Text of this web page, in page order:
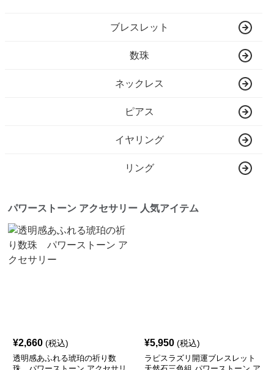
ブレスレット
数珠
ネックレス
ピアス
イヤリング
リング
パワーストーン アクセサリー 人気アイテム
¥2,660 (税込)
透明感あふれる琥珀の祈り数
¥5,950 (税込)
ラピスラズリ開運ブレスレット